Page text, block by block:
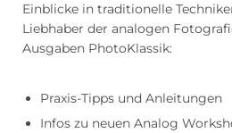
Einblicke in traditionelle
Liebhaber der analogen
Ausgaben PhotoKlassik:
Praxis-Tipps und Anleitungen
Infos zu neuen Analog